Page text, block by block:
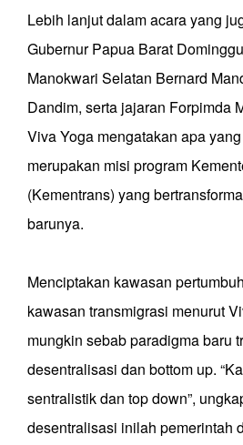
Lebih lanjut dalam acara yang
Gubernur Papua Barat
Manokwari Selatan Bernard
Dandim, serta jajaran Forpimda
Viva Yoga mengatakan apa
merupakan misi program
(Kementrans) yang
barunya.
Menciptakan kawasan
kawasan transmigrasi menurut
mungkin sebab paradigma baru
desentralisasi dan bottom up.
sentralistik dan top down”,
desentralisasi inilah pemerintah